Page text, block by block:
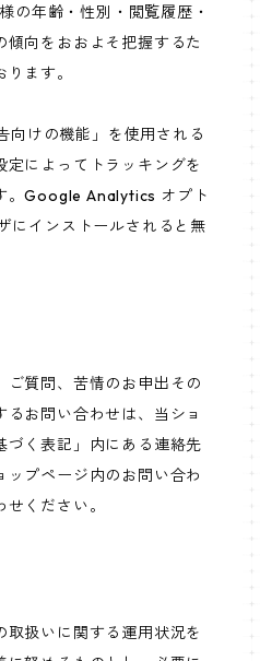
の年齢・性別・閲覧履歴・
向をおおよそ把握するた
ます。
向けの機能」を使用される
定によってトラッキングを
。Google Analytics オプト
にインストールされると無
ご質問、苦情のお申出その
お問い合わせは、当ショ
づく表記」内にある連絡先
プページ内のお問い合わ
ください。
扱いに関する運用状況を